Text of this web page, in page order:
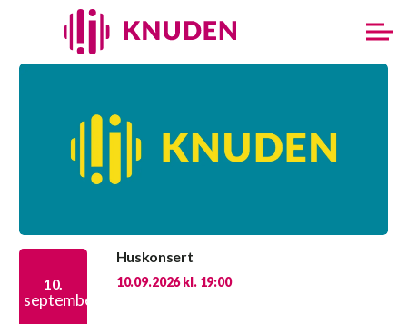
10.
september
Huskonsert
10.09.2026 kl. 19:00